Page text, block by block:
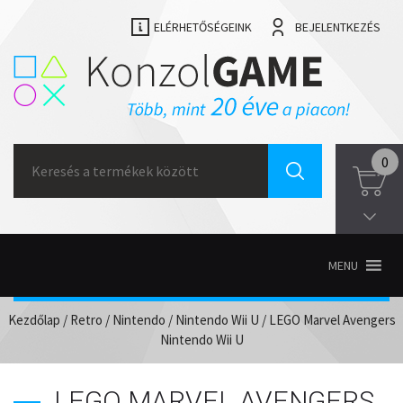
ELÉRHETŐSÉGEINK BEJELENTKEZÉS
for:
0
MENU
Kezdőlap / Retro / Nintendo / Nintendo Wii U / LEGO Marvel Avengers
Nintendo Wii U